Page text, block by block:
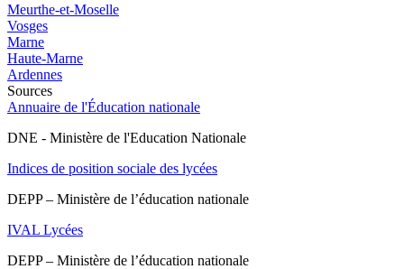
Meurthe-et-Moselle
Vosges
Marne
Haute-Marne
Ardennes
Sources
Annuaire de l'Éducation nationale
DNE - Ministère de l'Education Nationale
Indices de position sociale des lycées
DEPP – Ministère de l’éducation nationale
IVAL Lycées
DEPP – Ministère de l’éducation nationale